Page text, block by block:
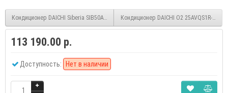
Кондиционер DAICHI Siberia SIB50AVQS1R/FVS1R inverterКондиционер DAICHI O2 25AVQS1R-1/
113 190.00 р.
Доступность: Нет в наличии